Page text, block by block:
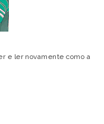
e ler novamente como a